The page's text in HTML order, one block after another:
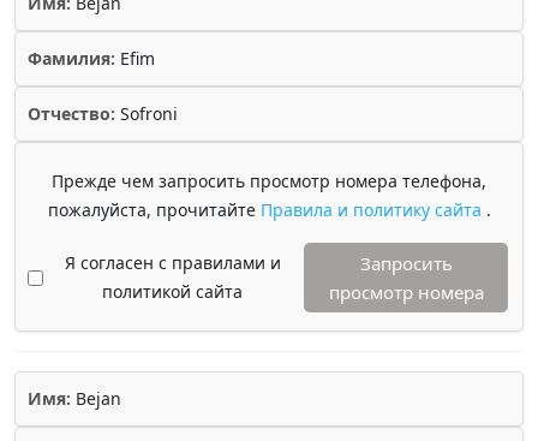
Фамилия: Efim
Отчество: Sofroni
Прежде чем запросить просмотр номера телефона,
пожалуйста, прочитайте Правила и политику сайта .
Я согласен с правилами и
политикой сайта
Запросить
просмотр номера
Имя: Bejan